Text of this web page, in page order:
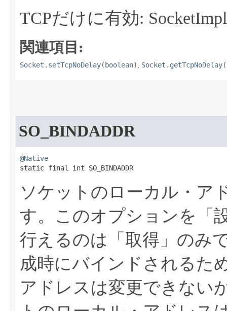
TCPだけに有効:
関連項目:
Socket.setTcpNoDelay(boolean) ,
SO_BINDADDR
@Native
static final int SO_BINDADDR
ソケットのローカル・ア
す。このオプションを「
行えるのは「取得」のみ
成時にバインドされるた
アドレスは変更できない